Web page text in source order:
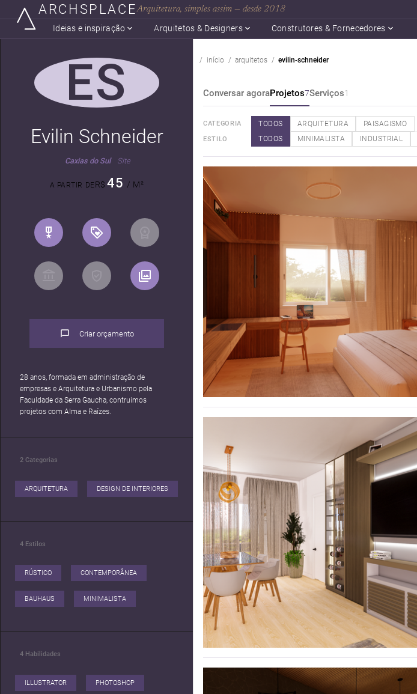
ARCHSPLACEArquitetura, simples assim — desde 2018
Ideias e inspiração Arquitetos & Designers Construtores & Fornecedores
ES
Evilin Schneider
Caxias do Sul Site
A PARTIR DER$ 45 / M²
Criar orçamento
28 anos, formada em administração de
empresas e Arquitetura e Urbanismo pela
Faculdade da Serra Gaucha, contruimos
projetos com Alma e Raízes.
2 Categorias
ARQUITETURA DESIGN DE INTERIORES
4 Estilos
RÚSTICO CONTEMPORÂNEA
BAUHAUS MINIMALISTA
4 Habilidades
ILLUSTRATOR PHOTOSHOP
início arquitetos evilin-schneider
Conversar agoraProjetos7Serviços1
CATEGORIA TODOS ARQUITETURA PAISAGISMO
ESTILO TODOS MINIMALISTA INDUSTRIAL